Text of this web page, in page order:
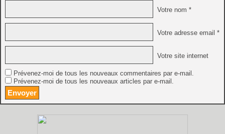
Votre nom *
Votre adresse email *
Votre site internet
Prévenez-moi de tous les nouveaux commentaires par e-mail.
Prévenez-moi de tous les nouveaux articles par e-mail.